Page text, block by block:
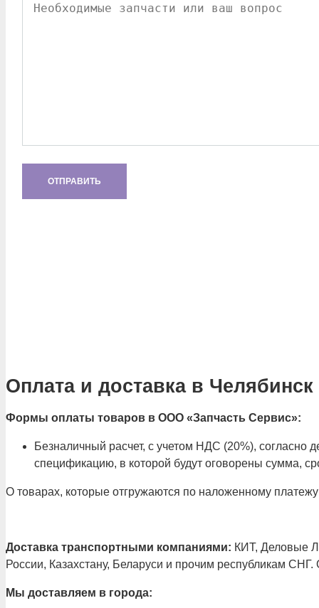
Оплата и доставка в Челябинск
Формы оплаты товаров в ООО «Запчасть Сервис»:
Безналичный расчет, с учетом НДС (20%),
спецификацию, в которой будут оговорены сумма,
О товарах, которые отгружаются по наложенному
Доставка транспортными компаниями: КИТ, Деловые
России, Казахстану, Беларуси и прочим республикам
Мы доставляем в города: